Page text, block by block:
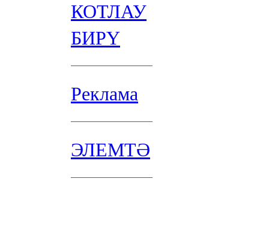
КОТЛАУ
БИРҮ
Реклама
ЭЛЕМТӘ